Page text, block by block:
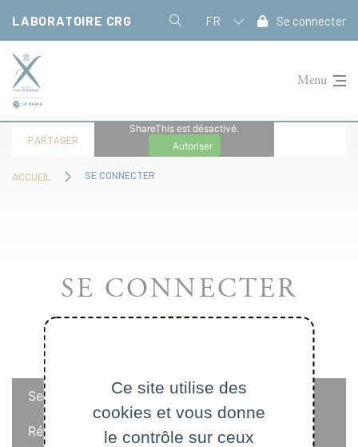
LABORATOIRE CRG FR Se connecter
Menu
ACCUEIL SE CONNECTER
PARTAGER
ShareThis est désactivé.
Autoriser
SE CONNECTER
Onglets
principaux
Se connecter
Réinitialiser votre mot de passe
Ce site utilise des
cookies et vous donne
le contrôle sur ceux